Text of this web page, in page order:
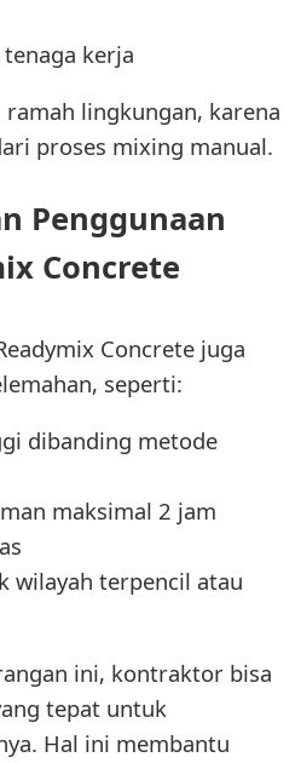
kerja
lingkungan, karena
proses mixing manual.
Penggunaan
Concrete
Concrete juga
seperti:
dibanding metode
maksimal 2 jam
wilayah terpencil atau
ini, kontraktor bisa
tepat untuk
Hal ini membantu